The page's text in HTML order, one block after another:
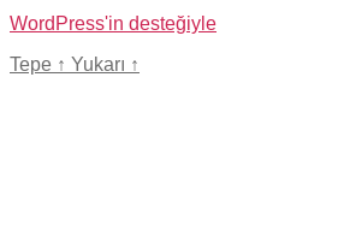
WordPress'in desteğiyle
Tepe ↑ Yukarı ↑